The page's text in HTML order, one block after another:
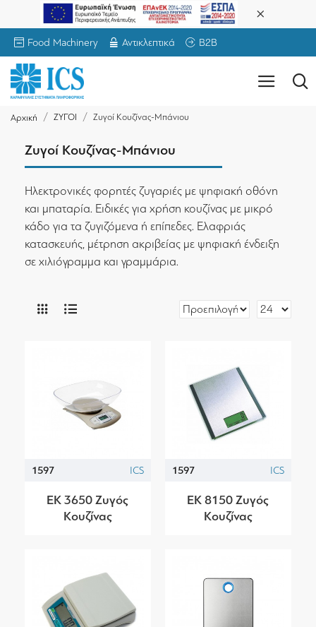
Food Machinery Αντικλεπτικά B2B
Αρχική ΖΥΓΟΙ Ζυγοί Κουζίνας-Μπάνιου
Ζυγοί Κουζίνας-Μπάνιου
Ηλεκτρονικές φορητές ζυγαριές με ψηφιακή οθόνη
και μπαταρία. Ειδικές για χρήση κουζίνας με μικρό
κάδο για τα ζυγιζόμενα ή επίπεδες. Ελαφριάς
κατασκευής, μέτρηση ακριβείας με ψηφιακή ένδειξη
σε χιλιόγραμμα και γραμμάρια.
1597 ICS
EK 3650 Ζυγός
Κουζίνας
1597 ICS
EK 8150 Ζυγός
Κουζίνας